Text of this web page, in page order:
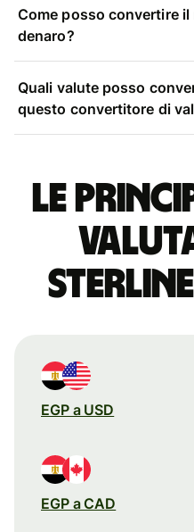
Come posso convertire il
denaro?
Quali valute posso
questo convertitore di
Le
sterline
EGP a USD
EGP a CAD